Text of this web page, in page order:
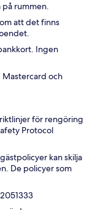
på rummen.
att det finns
Ingen
Mastercard och
för rengöring
Protocol
kan skilja
De policyer som